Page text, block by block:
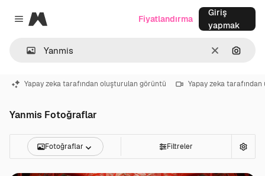
Close menu
Magnific
Temizlemek
Fiyatlandırma
Giriş
yapmak
Yapay zeka tarafından oluşturulan görüntü Yapay zeka
Yanmis Fotoğraflar
Fotoğraflar Filtreler